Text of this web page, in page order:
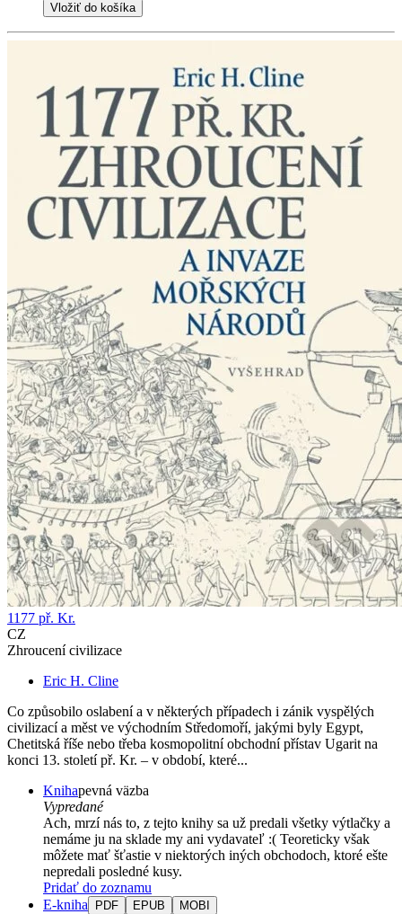
Vložiť do košíka
1177 př. Kr.
CZ
Zhroucení civilizace
Eric H. Cline
Co způsobilo oslabení a v některých případech i zánik vyspělých
civilizací a měst ve východním Středomoří, jakými byly Egypt,
Chetitská říše nebo třeba kosmopolitní obchodní přístav Ugarit na
konci 13. století př. Kr. – v období, které...
Knihapevná väzba
Vypredané
Ach, mrzí nás to, z tejto knihy sa už predali všetky výtlačky a
nemáme ju na sklade my ani vydavateľ :( Teoreticky však
môžete mať šťastie v niektorých iných obchodoch, ktoré ešte
nepredali posledné kusy.
Pridať do zoznamu
E-kniha
PDF EPUB MOBI